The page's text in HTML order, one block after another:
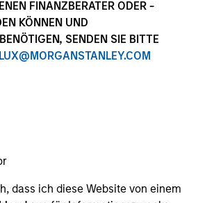
FINANZBERATER ODER -
KÖNNEN UND
SENDEN SIE BITTE
dass ich diese Website von einem